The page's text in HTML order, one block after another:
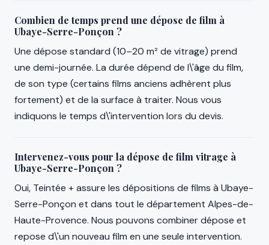
Combien de temps prend une dépose de film à
Ubaye-Serre-Ponçon ?
Une dépose standard (10–20 m² de vitrage) prend
une demi-journée. La durée dépend de l\'âge du film,
de son type (certains films anciens adhèrent plus
fortement) et de la surface à traiter. Nous vous
indiquons le temps d\'intervention lors du devis.
Intervenez-vous pour la dépose de film vitrage à
Ubaye-Serre-Ponçon ?
Oui, Teintée + assure les dépositions de films à Ubaye-
Serre-Ponçon et dans tout le département Alpes-de-
Haute-Provence. Nous pouvons combiner dépose et
repose d\'un nouveau film en une seule intervention.